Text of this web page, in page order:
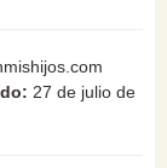
27 de julio de